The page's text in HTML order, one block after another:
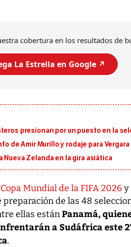
cobertura en los resultados de
La Estrella en Google ↗️
presionan por un puesto en la
de Amir Murillo y rodaje para Vergara
Nueva Zelanda en la gira asiática
Copa Mundial de la FIFA 2026 y
preparación de las 48
ellas estánPanamá,
a Sudáfrica este
.